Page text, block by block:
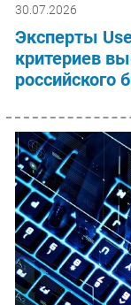
30.07.2026
Эксперты
критериев
российского